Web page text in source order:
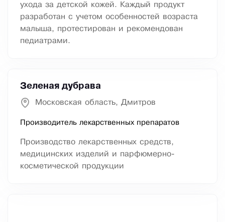
ухода за детской кожей. Каждый продукт
разработан с учетом особенностей возраста
малыша, протестирован и рекомендован
педиатрами.
Зеленая дубрава
Московская область, Дмитров
Производитель лекарственных препаратов
Производство лекарственных средств,
медицинских изделий и парфюмерно-
косметической продукции